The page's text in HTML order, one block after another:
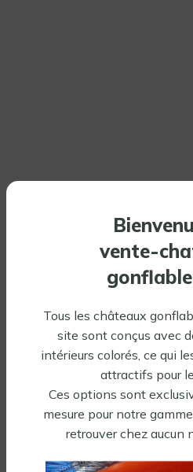
vente-
Tous les châteaux
site sont conçus avec
intérieurs colorés, ce qui
attractifs pour
Ces options sont
mesure pour notre
retrouver chez aucun